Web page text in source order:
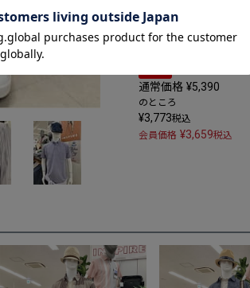
麻混和柄ハンチング
通常価格 ¥5,390
のところ
¥3,773税込
会員価格 ¥3,659税込